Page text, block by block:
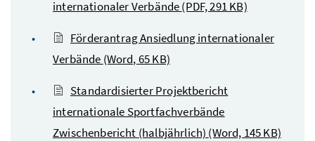
internationaler Verbände(PDF, 291 KB)
Förderantrag Ansiedlung internationaler
Verbände (Word, 65 KB)
Standardisierter Projektbericht
internationale Sportfachverbände
Zwischenbericht (halbjährlich) (Word, 145 KB)